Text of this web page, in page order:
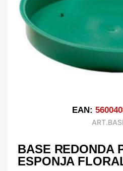
EAN:
BASE REDONDA
ESPONJA